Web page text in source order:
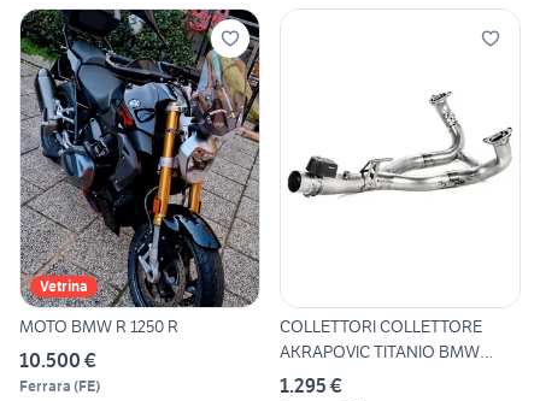
Vetrina
MOTO BMW R 1250 R
10.500 €
Ferrara (FE)
COLLETTORI COLLETTORE
AKRAPOVIC TITANIO BMW
R1250G
1.295 €